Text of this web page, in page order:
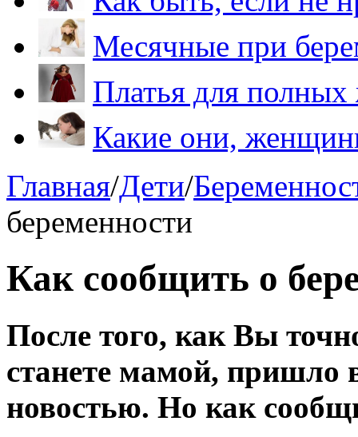
Месячные при
Платья для
Какие они,
Главная/Дети/
беременности
Как сообщить о
После того, как Вы
станете мамой, пришло
новостью. Но как